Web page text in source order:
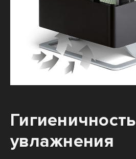
Гигиеничность
увлажнения